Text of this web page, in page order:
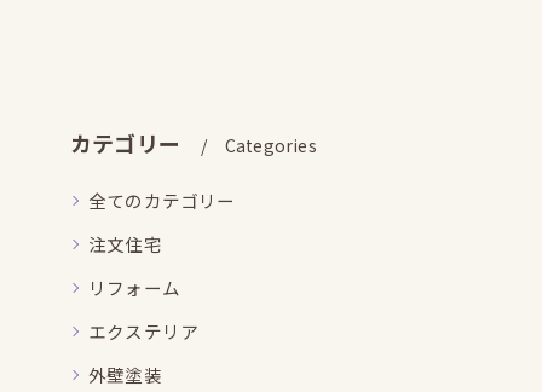
カテゴリー Categories
全てのカテゴリー
注文住宅
リフォーム
エクステリア
外壁塗装